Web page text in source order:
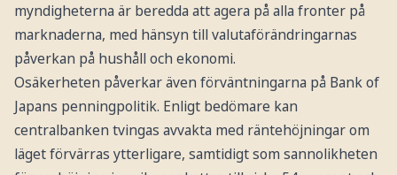
myndigheterna är beredda att agera på alla fronter på
marknaderna, med hänsyn till valutaförändringarnas
påverkan på hushåll och ekonomi.
Osäkerheten påverkar även förväntningarna på Bank of
Japans penningpolitik. Enligt bedömare kan
centralbanken tvingas avvakta med räntehöjningar om
läget förvärras ytterligare, samtidigt som sannolikheten